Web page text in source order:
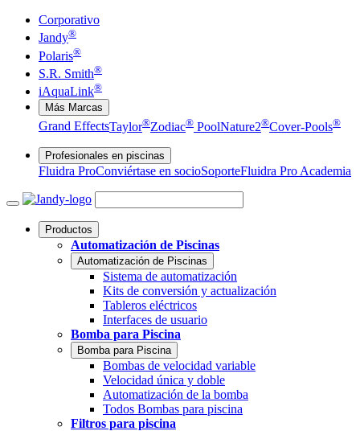
Corporativo
Jandy®
Polaris®
S.R. Smith®
iAquaLink®
Más Marcas
Grand EffectsTaylor®Zodiac® PoolNature2®Cover-Pools®
Profesionales en piscinas
Fluidra ProConviértase en socioSoporteFluidra Pro Academia
Productos
Automatización de Piscinas
Automatización de Piscinas
Sistema de automatización
Kits de conversión y actualización
Tableros eléctricos
Interfaces de usuario
Bomba para Piscina
Bomba para Piscina
Bombas de velocidad variable
Velocidad única y doble
Automatización de la bomba
Todos Bombas para piscina
Filtros para piscina